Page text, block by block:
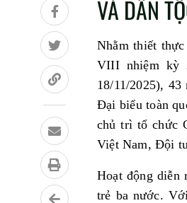
VÀ DÂN
Nhằm thiết
VIII nhiệm kỳ
18/11/2025),
Đại biểu toàn
chủ trì tổ chức
Việt Nam, Đội
Hoạt động diễn
trẻ ba nước.